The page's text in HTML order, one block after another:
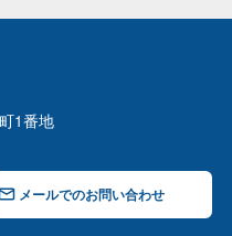
1番地
メールでのお問い合わせ